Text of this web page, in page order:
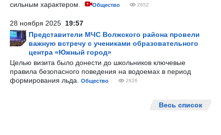
сильным характером.
Общество 2652
28 ноября 2025 19:57
Представители МЧС Волжского района провели
важную встречу с учениками образовательного
центра «Южный город»
Целью визита было донести до школьников ключевые
правила безопасного поведения на водоемах в период
формирования льда.
Общество 2826
Весь список